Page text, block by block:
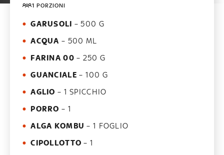
1 PORZIONI
GARUSOLI – 500 G
ACQUA – 500 ML
FARINA 00 – 250 G
GUANCIALE – 100 G
AGLIO – 1 SPICCHIO
PORRO – 1
ALGA KOMBU – 1 FOGLIO
CIPOLLOTTO – 1